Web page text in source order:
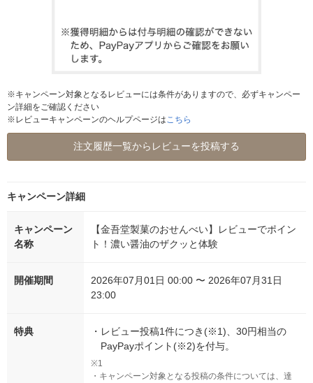
※キャンペーン対象となるレビューには条件がありますので、必ずキャンペー
ン詳細をご確認ください
※レビューキャンペーンのヘルプページはこちら
注文履歴一覧からレビューを投稿する
キャンペーン詳細
キャンペーン
名称
【金吾堂製菓のおせんべい】レビューでポイン
ト！濃い醤油のザクッと体験
開催期間
2026年07月01日 00:00 〜 2026年07月31日
23:00
特典 ・ レビュー投稿1件につき(※1)、30円相当の
PayPayポイント(※2)を付与。
※1
・ キャンペーン対象となる投稿の条件については、達